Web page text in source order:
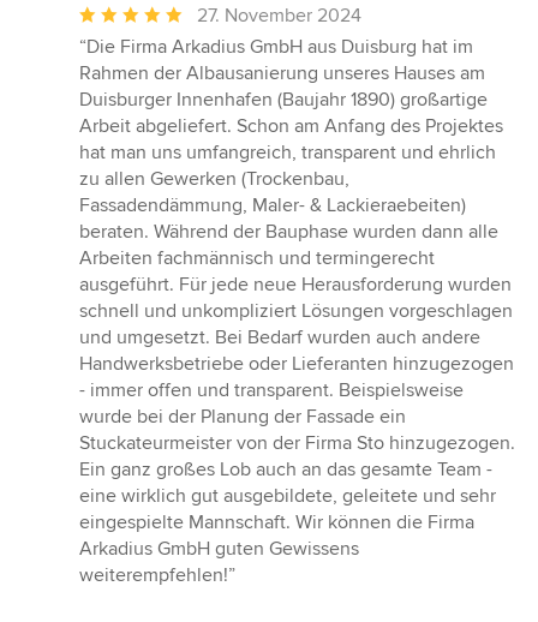
Durchschnittliche
Bewertung:
5
von
5
Sternen
27. November 2024
“Die Firma Arkadius GmbH aus Duisburg hat im
Rahmen der Albausanierung unseres Hauses am
Duisburger Innenhafen (Baujahr 1890) großartige
Arbeit abgeliefert. Schon am Anfang des Projektes
hat man uns umfangreich, transparent und ehrlich
zu allen Gewerken (Trockenbau,
Fassadendämmung, Maler- & Lackieraebeiten)
beraten. Während der Bauphase wurden dann alle
Arbeiten fachmännisch und termingerecht
ausgeführt. Für jede neue Herausforderung wurden
schnell und unkompliziert Lösungen vorgeschlagen
und umgesetzt. Bei Bedarf wurden auch andere
Handwerksbetriebe oder Lieferanten hinzugezogen
- immer offen und transparent. Beispielsweise
wurde bei der Planung der Fassade ein
Stuckateurmeister von der Firma Sto hinzugezogen.
Ein ganz großes Lob auch an das gesamte Team -
eine wirklich gut ausgebildete, geleitete und sehr
eingespielte Mannschaft. Wir können die Firma
Arkadius GmbH guten Gewissens
weiterempfehlen!”